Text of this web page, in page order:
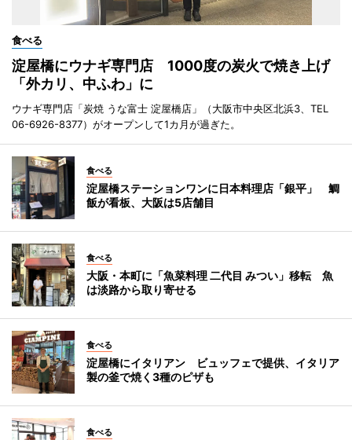
食べる
淀屋橋にウナギ専門店 1000度の炭火で焼き上げ
「外カリ、中ふわ」に
ウナギ専門店「炭焼 うな富士 淀屋橋店」（大阪市中央区北浜3、TEL
06-6926-8377）がオープンして1カ月が過ぎた。
食べる
淀屋橋ステーションワンに日本料理店「銀平」 鯛
飯が看板、大阪は5店舗目
食べる
大阪・本町に「魚菜料理 二代目 みつい」移転 魚
は淡路から取り寄せる
食べる
淀屋橋にイタリアン ビュッフェで提供、イタリア
製の釜で焼く3種のピザも
食べる